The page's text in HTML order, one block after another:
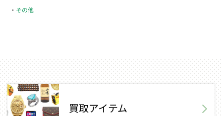
その他
買取アイテム